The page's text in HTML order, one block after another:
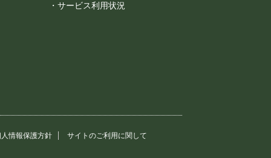
・サービス利用状況
情報保護方針 サイトのご利用に関して